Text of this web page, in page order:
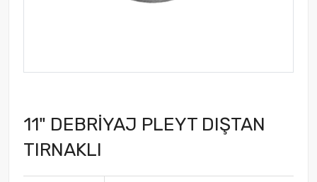
11" DEBRİYAJ PLEYT DIŞTAN
TIRNAKLI